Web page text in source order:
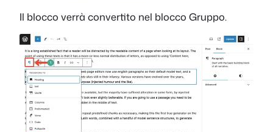
Il blocco verrà convertito nel blocco Gruppo.